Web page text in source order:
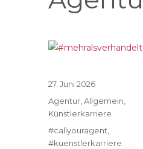
Veröffentlicht
am
27. Juni 2026
Kategorien
Agentur,Allgemein,
Künstlerkarriere
Schlagwörter
#callyouragent,
#kuenstlerkarriere